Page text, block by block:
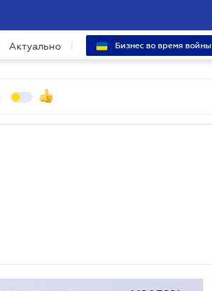
Актуально Бизнес во время войны